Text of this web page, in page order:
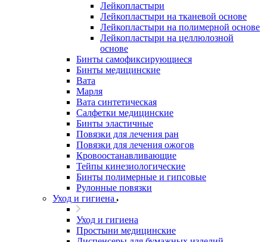
Лейкопластыри
Лейкопластыри на тканевой основе
Лейкопластыри на полимерной основе
Лейкопластыри на целлюлозной
основе
Бинты самофиксирующиеся
Бинты медицинские
Вата
Марля
Вата синтетическая
Салфетки медицинские
Бинты эластичные
Повязки для лечения ран
Повязки для лечения ожогов
Кровоостанавливающие
Тейпы кинезиологические
Бинты полимерные и гипсовые
Рулонные повязки
Уход и гигиена
Уход и гигиена
Простыни медицинские